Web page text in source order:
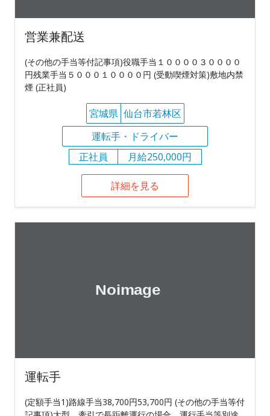
営業兼配送
(その他の手当等付記事項)役職手当１００００３００００
円残業手当５０００１００００円 (受動喫煙対策)敷地内禁
煙 (正社員)
宮城県 仙台市若林区
運転手・ドライバー
正社員
月給250,000円
詳細を見る
運転手
(定額手当1)路線手当38,700円53,700円 (その他の手当等付